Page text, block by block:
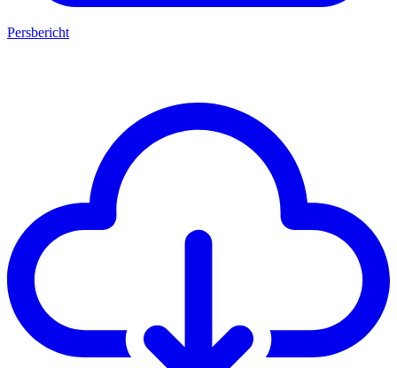
Persbericht